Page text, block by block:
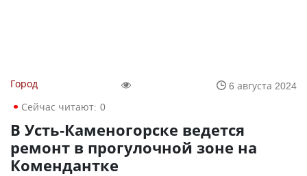
Город
6 августа 2024
Сейчас читают: 0
В Усть-Каменогорске ведется
ремонт в прогулочной зоне на
Комендантке